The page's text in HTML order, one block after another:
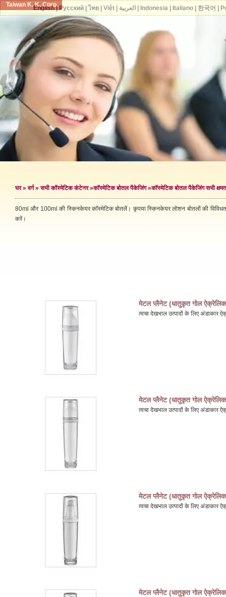
Taiwan K. K. Corp.
घर»वर्ग»सभी कॉस्मेटिक कंटेनर»कॉस्मेटिक बोतल पैकेजिंग»कॉस्मेटिक बोतल पैकेजिंग सभी
80ml और 100ml की स्किनकेयर कॉस्मेटिक बोतलें। कृपया स्किनकेयर लोशन बोतलों की
करें।
मेटल प्लैनेट (धातुकृत गोल
त्वचा देखभाल उत्पादों के लिए अंडाकार
मेटल प्लैनेट (धातुकृत गोल
त्वचा देखभाल उत्पादों के लिए अंडाकार
मेटल प्लैनेट (धातुकृत गोल
त्वचा देखभाल उत्पादों के लिए अंडाकार
मेटल प्लैनेट (धातुकृत गोल
English| Русский| ไทย| Việt| العربية Indonesia| Italiano| 한국어